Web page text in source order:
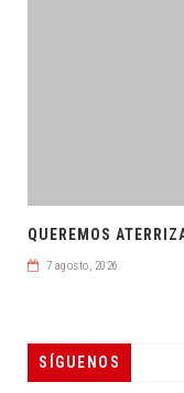
7 agosto, 2026
SÍGUENOS